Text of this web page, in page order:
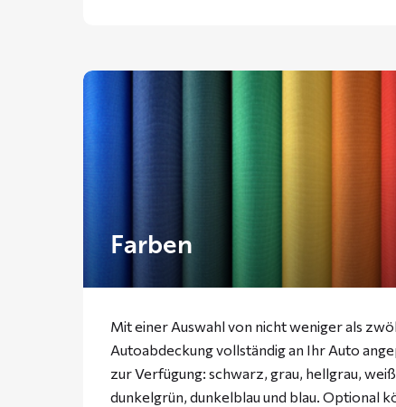
Farben
Mit einer Auswahl von nicht weniger als
Autoabdeckung vollständig an Ihr Auto
zur Verfügung: schwarz, grau, hellgrau,
dunkelgrün, dunkelblau und blau. Optional